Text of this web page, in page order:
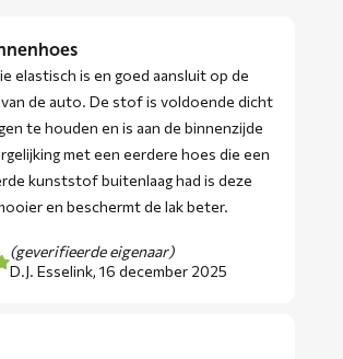
elastisch is en goed aansluit op de
de auto. De stof is voldoende dicht
te houden en is aan de binnenzijde
met een eerdere hoes die een
kunststof buitenlaag had is deze
en beschermt de lak beter.
(geverifieerde eigenaar)
D.J. Esselink, 16 december 2025